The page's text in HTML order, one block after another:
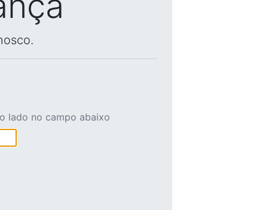
lado no campo abaixo